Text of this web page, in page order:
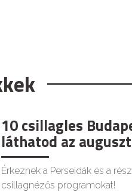
10 csillagles
láthatod az
Érkeznek a Perseidák és a
csillagnézős programokat!